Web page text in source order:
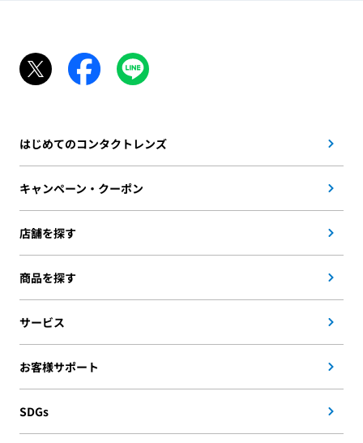
はじめてのコンタクトレンズ
キャンペーン・クーポン
店舗を探す
商品を探す
サービス
お客様サポート
SDGs